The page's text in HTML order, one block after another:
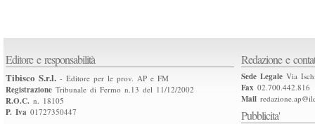
Editore e responsabilità
Tibisco S.r.l. - Editore per le prov. AP e FM
Registrazione Tribunale di Fermo n.13 del 11/12/2002
R.O.C. n. 18105
P. Iva 01727350447
Redazione e
Sede Legale Via
Fax 02.700.442.816
Mail
Pubblicita'